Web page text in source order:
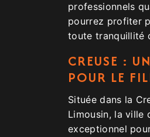
professionnels
pourrez profiter
toute tranquillité
CREUSE :
POUR LE
Située dans la
Limousin, la ville
exceptionnel